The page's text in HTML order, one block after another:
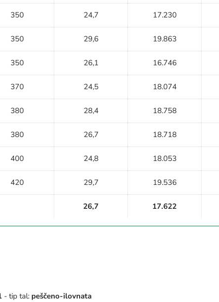
350 24,7 17.230
350 29,6 19.863
350 26,1 16.746
370 24,5 18.074
380 28,4 18.758
380 26,7 18.718
400 24,8 18.053
420 29,7 19.536
26,7 17.622
- tip tal: peščeno-ilovnata